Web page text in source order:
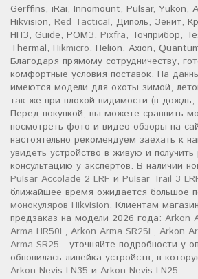
Gerffins, iRai, Innomount, Pulsar, Yukon,
Hikvision, Red Tactical, Диполь, Зенит,
НПЗ, Guide, РОМЗ, Pixfra, Точприбор,
Thermal, Hikmicro, Helion, Axion,
Благодаря прямому сотрудничеству,
комфортные условия поставок. На
имеются модели для охоты зимой,
так же при плохой видимости (в дождь,
Перед покупкой, вы можете сравнить
посмотреть фото и видео обзоры на
настоятельно рекомендуем заехать к
увидеть устройство в живую и
консультацию у экспертов. В наличии
Pulsar Accolade 2 LRF и Pulsar Trail 3
ближайшее время ожидается большое
монокуляров Hikvision. Клиентам
предзаказ на модели 2026 года: Arkon
Arma HR50L, Arkon Arma SR25L, Arkon
Arma SR25 - уточняйте подробности у
обновилась линейка устройств, в
Arkon Nevis LN35 и Arkon Nevis LN25.